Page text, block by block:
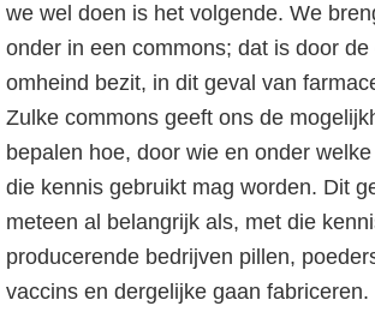
we wel doen is het volgende. We
onder in een commons; dat is door
omheind bezit, in dit geval van
Zulke commons geeft ons de
bepalen hoe, door wie en onder
die kennis gebruikt mag worden. Dit
meteen al belangrijk als, met die
producerende bedrijven pillen,
vaccins en dergelijke gaan fabriceren.